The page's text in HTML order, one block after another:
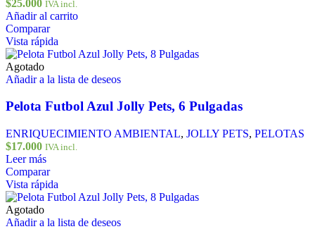
$25.000 IVA incl.
Añadir al carrito
Comparar
Vista rápida
Agotado
Añadir a la lista de deseos
Pelota Futbol Azul Jolly Pets, 6 Pulgadas
ENRIQUECIMIENTO AMBIENTAL, JOLLY PETS, PELOTAS
$17.000 IVA incl.
Leer más
Comparar
Vista rápida
Agotado
Añadir a la lista de deseos